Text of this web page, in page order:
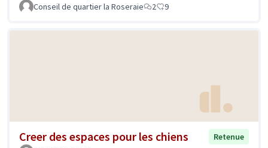
Conseil de quartier la Roseraie 2 9
Creer des espaces pour les chiens
Retenue